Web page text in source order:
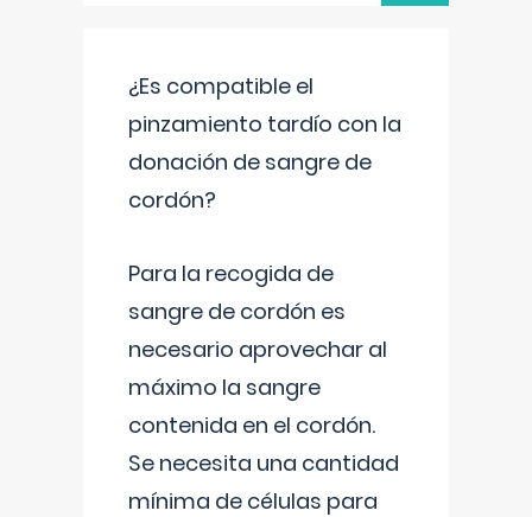
¿Es compatible el
pinzamiento tardío con la
donación de sangre de
cordón?
Para la recogida de
sangre de cordón es
necesario aprovechar al
máximo la sangre
contenida en el cordón.
Se necesita una cantidad
mínima de células para